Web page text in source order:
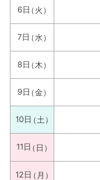
6日（火）
7日（水）
8日（木）
9日（金）
10日（土）
11日（日）
12日（月）